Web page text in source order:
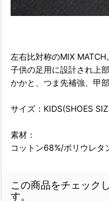
左右比対称のMIX MATCH。
子供の足用に設計され上
かかと、つま先補強、甲
サイズ：KIDS(SHOES
素材：
コットン68%/ポリウレタ
この商品をチェック
す。